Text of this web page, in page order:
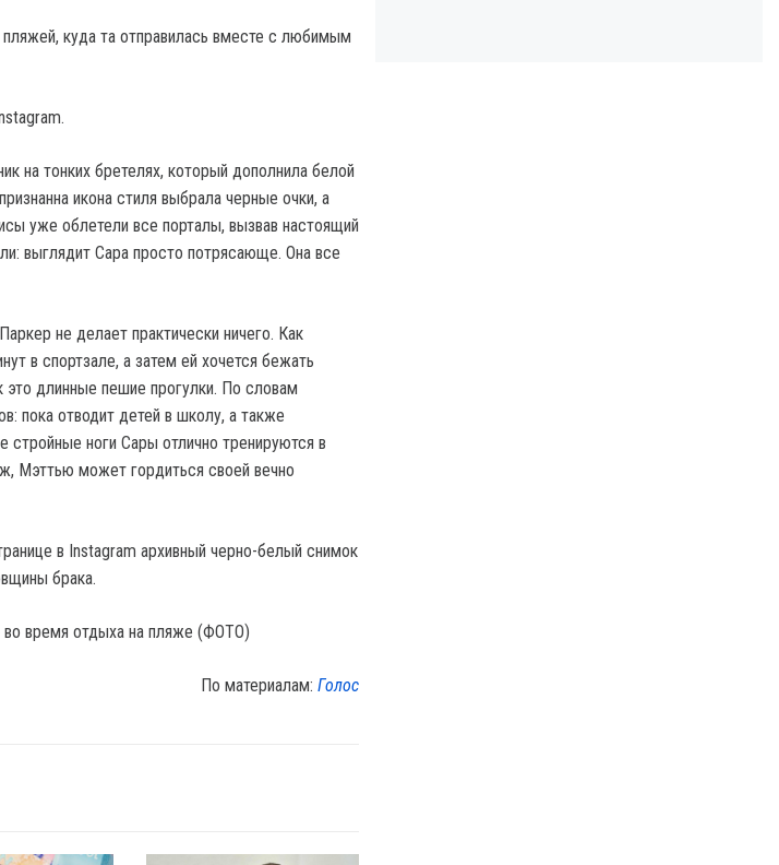
куда та отправилась вместе с любимым
на тонких бретелях, который дополнила белой
икона стиля выбрала черные очки, а
уже облетели все порталы, вызвав настоящий
выглядит Сара просто потрясающе. Она все
не делает практически ничего. Как
в спортзале, а затем ей хочется бежать
это длинные пешие прогулки. По словам
пока отводит детей в школу, а также
ноги Сары отлично тренируются в
Мэттью может гордиться своей вечно
в Instagram архивный черно-белый снимок
брака.
По материалам:Голос